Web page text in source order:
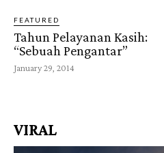
FEATURED
Tahun Pelayanan Kasih:
“Sebuah Pengantar”
January 29, 2014
VIRAL